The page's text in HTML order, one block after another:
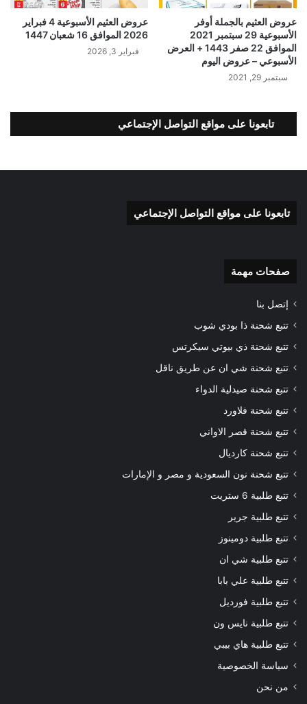
عروض العثيم بالجملة أوفر
الأسبوعية 29 سبتمبر 2021
الموافق 22 صفر 1443 + العرض
الأسبوعي – عروض اليوم
سبتمبر 29, 2021
عروض العثيم الأسبوعية 4 فبراير
2026 الموافق 16 شعبان 1447
فبراير 3, 2026
تابعونا على مواقع التواصل الإجتماعي
تابعونا على مواقع التواصل الإجتماعي
صفحات مهمة
إتصل بنا
تتبع شحنة ذا بودي شوب
تتبع شحنة ذي بيوتي سيكرتس
تتبع شحنة شي ان عن طريق ناقل
تتبع شحنة صيدلية الدواء
تتبع شحنة فلاورد
تتبع شحنة قصر الاواني
تتبع شحنة كارديال
تتبع شحنة نون السعودية و مصر و الإمارات
تتبع طلبية 6 ستريت
تتبع طلبية جرير
تتبع طلبية دومينوز
تتبع طلبية شي ان
تتبع طلبية علي بابا
تتبع طلبية فورديل
تتبع طلبية نايس ون
تتبع طلبية هاي بيبي
سياسة الخصوصية
من نحن